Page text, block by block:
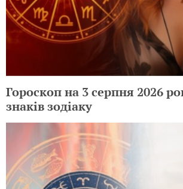
Гороскоп на 3 серпня 2026
знаків зодіаку